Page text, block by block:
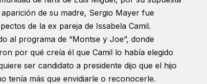
de su madre, Sergio Mayer fue
de la ex pareja de Issabela Camil.
al programa de “Montse y Joe”, donde
por qué creía él que Camil lo había elegido
ser candidato a presidente dijo que el hijo
tenía más que envidiarle o reconocerle.